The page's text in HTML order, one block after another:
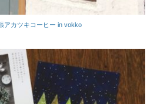
アカツキコーヒー in vokko